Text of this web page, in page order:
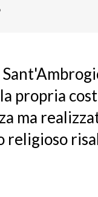
propria
ma
religioso